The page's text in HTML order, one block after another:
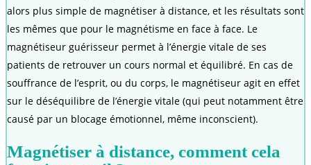
alors plus simple de magnétiser à distance, et les résultats sont
les mêmes que pour le magnétisme en face à face. Le
magnétiseur guérisseur permet à l’énergie vitale de ses
patients de retrouver un cours normal et équilibré. En cas de
souffrance de l’esprit, ou du corps, le magnétiseur agit en effet
sur le déséquilibre de l’énergie vitale (qui peut notamment être
causé par un blocage émotionnel, même inconscient).
Magnétiser à distance, comment cela